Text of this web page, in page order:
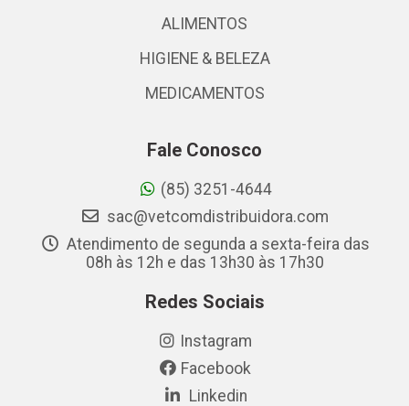
ALIMENTOS
HIGIENE & BELEZA
MEDICAMENTOS
Fale Conosco
(85) 3251-4644
sac@vetcomdistribuidora.com
Atendimento de segunda a sexta-feira das
08h às 12h e das 13h30 às 17h30
Redes Sociais
Instagram
Facebook
Linkedin